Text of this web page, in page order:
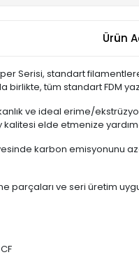
Ürün
Serisi, standart
birlikte, tüm standart FDM
ve ideal erime/
elde etmenize
karbon emisyonunu
parçaları ve seri üretim